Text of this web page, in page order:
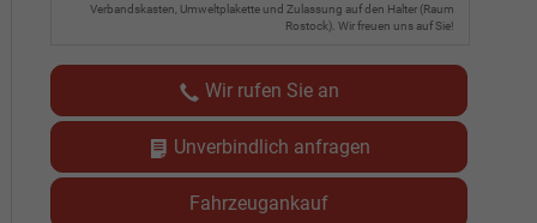
Verbandskasten, Umweltplakette und Zulassung auf den Halter (Raum
Rostock). Wir freuen uns auf Sie!
Wir rufen Sie an
Unverbindlich anfragen
Fahrzeugankauf